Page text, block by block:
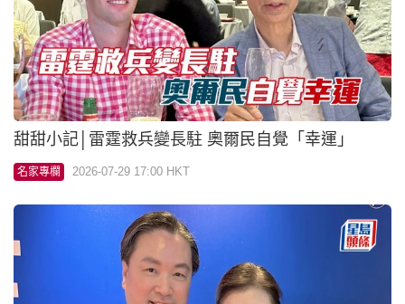
甜甜小記│雷霆救兵變長駐 奧爾民自覺「幸運」
名家專欄 2026-07-29 17:00 HKT